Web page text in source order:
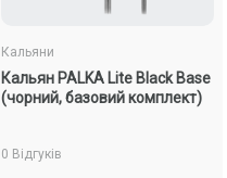
Кальяни
Кальян PALKA Lite Black Base
(чорний, базовий комплект)
0 Відгуків